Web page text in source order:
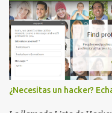
¿Necesitas un hacker?